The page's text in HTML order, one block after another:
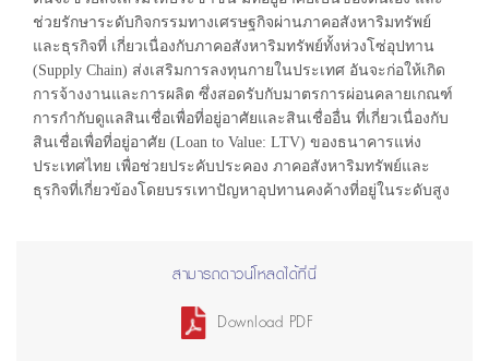
ช่วยรักษาระดับกิจกรรมทางเศรษฐกิจผ่านภาคอสังหาริมทรัพย์
และธุรกิจที่ เกี่ยวเนื่องกับภาคอสังหาริมทรัพย์ทั้งห่วงโซ่อุปทาน
(Supply Chain) ส่งเสริมการลงทุนกายในประเทศ อันจะก่อให้เกิด
การจ้างงานและการผลิต ซึ่งสอดรับกับมาตรการผ่อนคลายเกณฑ์
การกำกับดูแลสินเชื่อเพื่อที่อยู่อาศัยและสินเชื่ออื่น ที่เกี่ยวเนื่องกับ
สินเชื่อเพื่อที่อยู่อาศัย (Loan to Value: LTV) ของธนาคารแห่ง
ประเทศไทย เพื่อช่วยประคับประคอง ภาคอสังหาริมทรัพย์และ
ธุรกิจที่เกี่ยวข้องโดยบรรเทาปัญหาอุปทานคงค้างที่อยู่ในระดับสูง
สามารถดาวน์โหลดได้ที่นี่
Download PDF